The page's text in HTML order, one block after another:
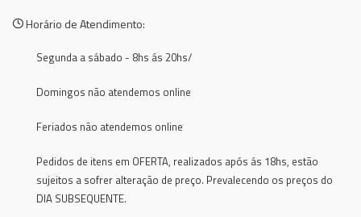
Horário de Atendimento:
Segunda a sábado - 8hs ás 20hs/
Domingos não atendemos online
Feriados não atendemos online
Pedidos de itens em OFERTA, realizados após ás 18hs, estão
sujeitos a sofrer alteração de preço. Prevalecendo os preços do
DIA SUBSEQUENTE.